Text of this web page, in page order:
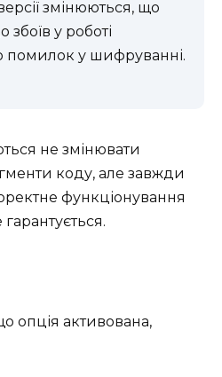
змінюються, що
у роботі
помилок у шифруванні.
не змінювати
коду, але завжди
функціонування
гарантується.
опція активована,